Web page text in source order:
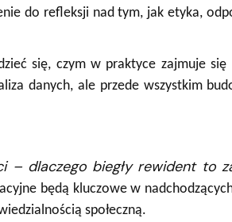
do refleksji nad tym, jak etyka,
się, czym w praktyce zajmuje
danych, ale przede wszystkim
– dlaczego biegły rewident to
będą kluczowe w
społeczną.